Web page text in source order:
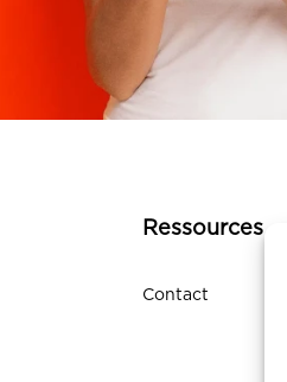
Ressources
Contact